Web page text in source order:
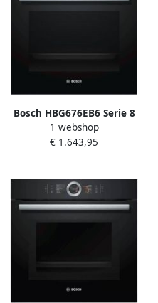
Bosch HBG676EB6 Serie 8
Inbouw oven HomeConnect
Zwart
1 webshop
€ 1.643,95